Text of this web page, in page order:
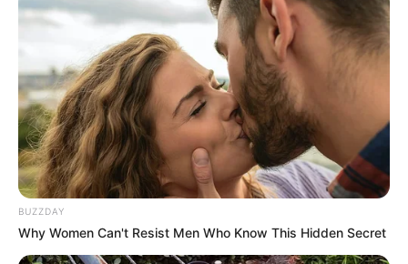
10:15 / 06 Avqust 2026
MİDA 130 milyon manatlıqistiqraz
buraxır
14 0 0
BUZZDAY
Why Women Can't Resist Men Who Know This Hidden Secret